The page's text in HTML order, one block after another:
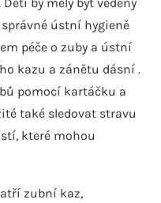
ústní hygieně
péče o zuby a ústní
kazu a zánětu dásní .
pomocí kartáčku a
také sledovat stravu
které mohou
zubní kaz,